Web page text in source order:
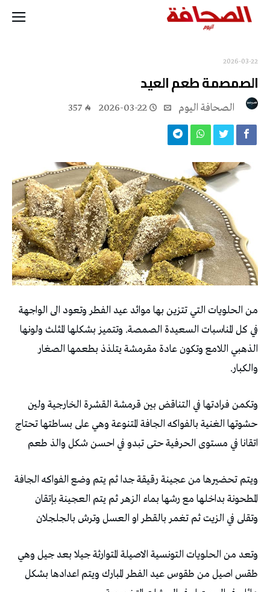
2026-03-22
الصمصمة طعم العيد
2026-03-22
357
من الحلويات التي تتزين بها موائد عيد الفطر وتعود الى الواجهة
في كل المناسبات السعيدة الصمصة. وتتميز بشكلها المثلث ولونها
الذهبي اللامع وتكون عادة مقرمشة يتلذذ بطعمها الصغار
والكبار.
وتكمن فرادتها في التناقض بين قرمشة القشرة الخارجية ولين
حشوتها الغنية بالفواكه الجافة المتنوعة وهي على بساطتها تحتاج
اتقانا في مستوى الحرفية حتى تبدو في احسن شكل والذ طعم
ويتم تحضيرها من عجينة رقيقة جدا ثم يتم وضع الفواكه الجافة
المطحونة بداخلها مع رشها بماء الزهر ثم يتم العجينة بإتقان
وتقلى في الزيت ثم تغمر بالقطر او العسل وترش بالجلجلان
وتعد من الحلويات التونسية الاصيلة المتوارثة جيلا بعد جيل وهي
طقس اصيل من طقوس عيد الفطر المبارك ويتم اعدادها بشكل